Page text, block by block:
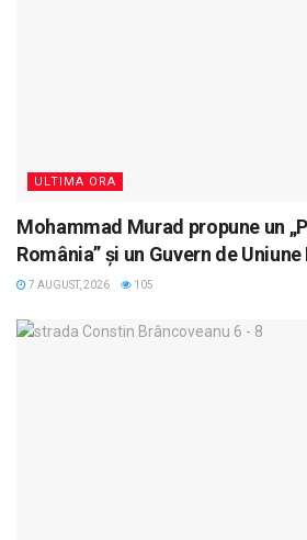
ULTIMA ORA
Mohammad Murad propune un
România” și un Guvern de
7 AUGUST, 2026 105